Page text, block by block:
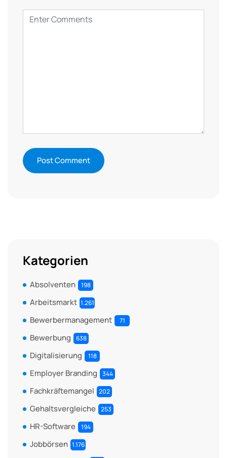
Kategorien
Absolventen 198
Arbeitsmarkt 1.261
Bewerbermanagement 71
Bewerbung 638
Digitalisierung 118
Employer Branding 344
Fachkräftemangel 202
Gehaltsvergleiche 253
HR-Software 194
Jobbörsen 1.176